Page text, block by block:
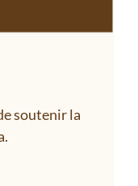
soutenir la